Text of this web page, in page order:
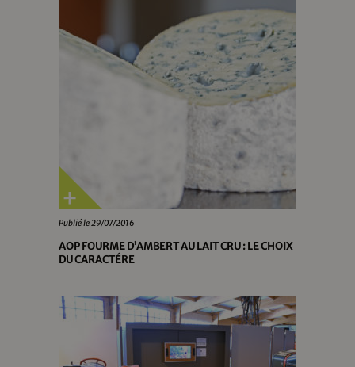
Publié le 29/07/2016
AOP FOURME D’AMBERT AU LAIT CRU : LE CHOIX
DU CARACTÉRE